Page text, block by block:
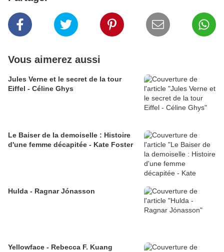
Vous aimerez aussi
Jules Verne et le secret de la tour
Eiffel - Céline Ghys
Le Baiser de la demoiselle : Histoire
d'une femme décapitée - Kate Foster
Hulda - Ragnar Jónasson
Yellowface - Rebecca F. Kuang